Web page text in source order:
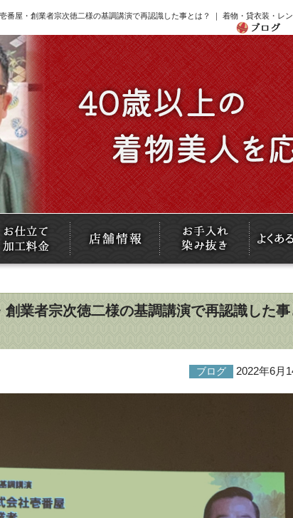
番屋・創業者宗次徳二様の基調講演で再認識した事とは？ ｜ 着物・貸衣装・レ
業者宗次徳二様の基調講演で再認識した事
ブログ 2022年6月